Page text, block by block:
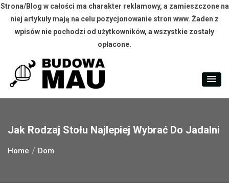
Strona/Blog w całości ma charakter reklamowy, a zamieszczone na
niej artykuły mają na celu pozycjonowanie stron www. Żaden z
wpisów nie pochodzi od użytkowników, a wszystkie zostały
opłacone.
content
Jak Rodzaj Stołu Najlepiej Wybrać Do Jadalni
Home Dom